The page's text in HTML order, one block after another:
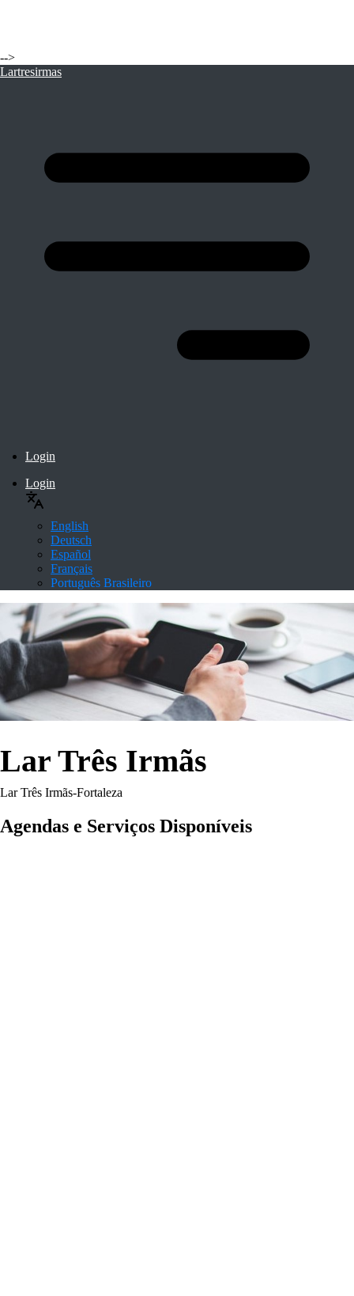
-->
Lartresirmas
Login
Login
English
Deutsch
Español
Français
Português Brasileiro
Lar Três Irmãs
Lar Três Irmãs-Fortaleza
Agendas e Serviços Disponíveis